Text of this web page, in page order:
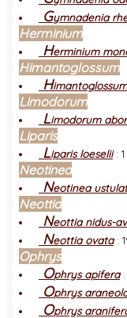
Gymnadenia
Herminium
Herminium
Himantoglossum
H
Limodorum
Limodorum
Liparis
Liparis loeselii:
Neotinea
Neotinea
Neottia
Neottia nidus-
Neottia ovata:
Ophrys
Ophrys apifera:
Ophrys
Ophrys